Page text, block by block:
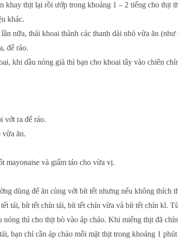
khay thịt lại rồi ướp trong khoảng 1 – 2 tiếng cho thịt
khác.
nữa, thái khoai thành các thanh dài nhỏ vừa ăn
để ráo.
khi dầu nóng già thì bạn cho khoai tây vào chiên
vớt ra để ráo.
vừa ăn.
mayonaise và giấm táo cho vừa vị.
dùng để ăn cùng với bít tết nhưng nếu không thích
tái, bít tết chín tái, bít tết chín vừa và bít tết chín kĩ.
thì cho thịt bò vào áp chảo. Khi miếng thịt đã
bạn chỉ cần áp chảo mỗi mặt thịt trong khoảng 1